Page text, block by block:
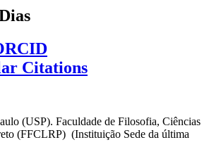
Citations
(USP). Faculdade de Filosofia, Ciências
(FFCLRP) (Instituição Sede da última